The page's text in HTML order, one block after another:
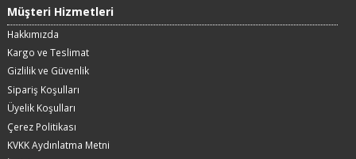
Müşteri Hizmetleri
Hakkımızda
Kargo ve Teslimat
Gizlilik ve Güvenlik
Sipariş Koşulları
Üyelik Koşulları
Çerez Politikası
KVKK Aydınlatma Metni